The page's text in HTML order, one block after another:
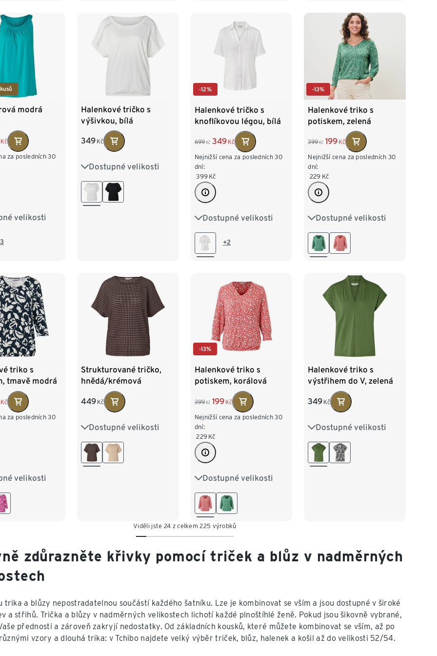
modrá
Kč
za posledních 30
velikosti
M 40/42
Halenkové tričko s
výšivkou, bílá
349 Kč
Dostupné velikosti
S 36/38 M 40/42
L 44/46
-12%
Halenkové tričko s
knoflíkovou légou, bílá
699 Kč 349 Kč
Nejnižší cena za posledních 30
dní:
399 Kč
Dostupné velikosti
S 36/38 M 40/42
L 44/46+2
-13%
Halenkové triko s
potiskem, zelená
399 Kč 199 Kč
Nejnižší cena za posledních 30
dní:
229 Kč
Dostupné velikosti
S 36/38 M 40/42
L 44/46
triko s
tmavě modrá
potiskem
Kč
za posledních 30
velikosti
M 40/42
Strukturované tričko,
hnědá/krémová
449 Kč
Dostupné velikosti
S 36/38 M 40/42
L 44/46
-13%
Halenkové triko s
potiskem, korálová
399 Kč 199 Kč
Nejnižší cena za posledních 30
dní:
229 Kč
Dostupné velikosti
S 36/38 M 40/42
L 44/46
Halenkové triko s
výstřihem do V, zelená
349 Kč
Dostupné velikosti
S 36/38 M 40/42
L 44/46
Viděli jste 24 z celkem 225 výrobků
zdůrazněte křivky pomocí triček a blůz v nadměrných
trika a blůzy nepostradatelnou součástí každého šatníku. Lze je kombinovat se vším a jsou dostupné v široké
a střihů. Trička a blůzy v nadměrných velikostech lichotí každé plnoštíhlé ženě. Pokud jsou šikovně vybrané,
přednosti a zároveň zakryjí nedostatky. Od základních kousků, které můžete kombinovat se vším, až po
vzory a dlouhá trika: v Tchibo najdete velký výběr triček, blůz, halenek a košil až do velikosti 52/54.